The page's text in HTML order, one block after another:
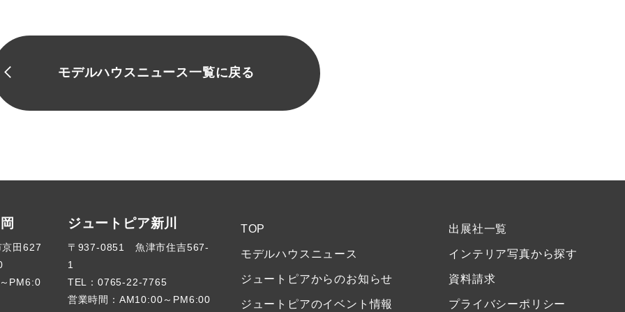
モデルハウスニュース一覧に戻る
TOP
モデルハウスニュース
ジュートピアからのお知らせ
ジュートピアのイベント情報
出展社一覧
インテリア写真から探す
資料請求
プライバシーポリシー
田627
PM6:0
ジュートピア新川
〒937-0851 魚津市住吉567-
1
TEL：0765-22-7765
営業時間：AM10:00～PM6:00